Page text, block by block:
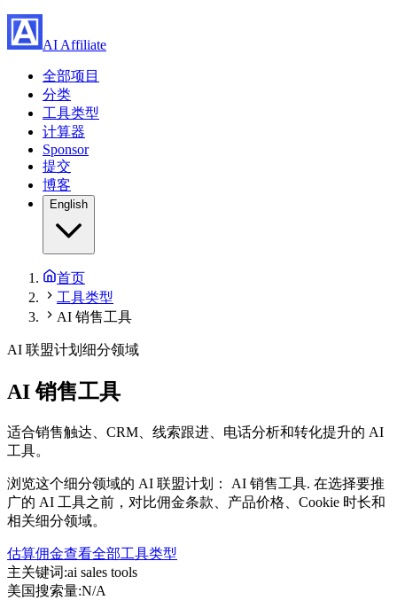
AI Affiliate
全部项目
分类
工具类型
计算器
Sponsor
提交
博客
English
首页
工具类型
AI 销售工具
AI 联盟计划细分领域
AI 销售工具
适合销售触达、CRM、线索跟进、电话分析和转化提升的 AI
工具。
浏览这个细分领域的 AI 联盟计划： AI 销售工具. 在选择要推
广的 AI 工具之前，对比佣金条款、产品价格、Cookie 时长和
相关细分领域。
估算佣金查看全部工具类型
主关键词:ai sales tools
美国搜索量:N/A